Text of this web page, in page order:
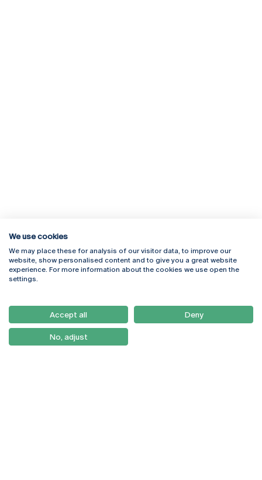
Rua Diogo Botelho 1327
4169-005 Porto
+351 226 196 240
Campus Online
Webmail
Como Chegar
Newsletter
We use cookies
We may place these for analysis of our visitor data, to improve our
website, show personalised content and to give you a great website
experience. For more information about the cookies we use open the
settings.
Accept all Deny
No, adjust